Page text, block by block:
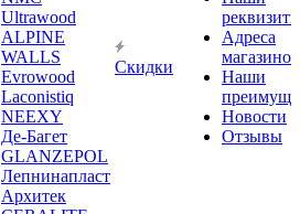
Ultrawood
ALPINE
WALLS
Evrowood
Laconistiq
NEEXY
Де-Багет
GLANZEPOL
Лепнинапласт
Архитек
Скидки
Адреса
магазинов
Наши
Новости
Отзывы